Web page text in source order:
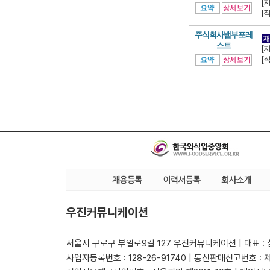
[
[
주식회사뱀부포레
스트
[
[
우진커뮤니케이션
서울시 구로구 부일로9길 127 우진커뮤니케이션 | 대표 :
사업자등록번호 : 128-26-91740 | 통신판매신고번호 :